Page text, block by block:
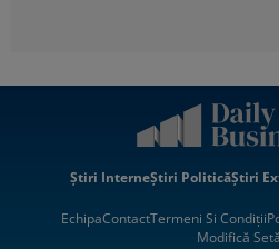
Știri InterneȘtiri PoliticăȘtiri
EchipaContactTermeni Si Condiții
Modifică